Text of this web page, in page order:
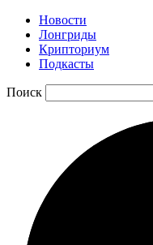
Новости
Лонгриды
Крипториум
Подкасты
Поиск